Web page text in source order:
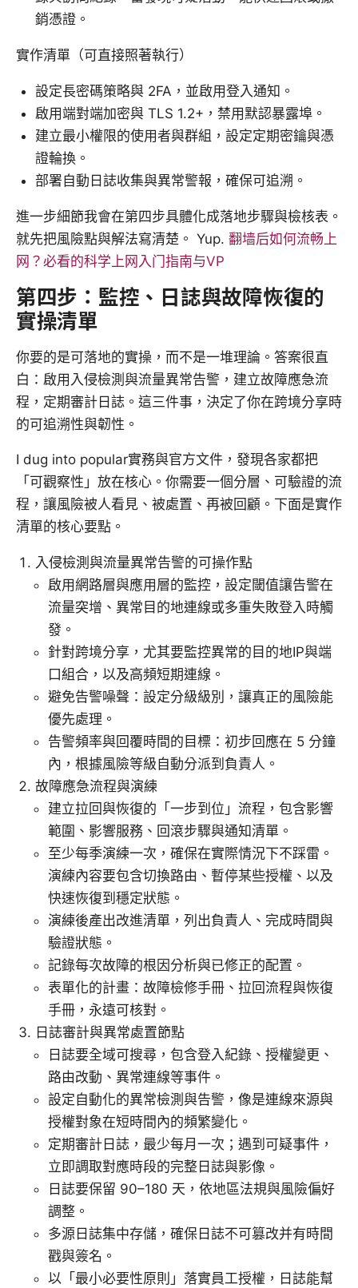
銷憑證。
實作清單（可直接照著執行）
設定長密碼策略與 2FA，並啟用登入通知。
啟用端對端加密與 TLS 1.2+，禁用默認暴露埠。
建立最小權限的使用者與群組，設定定期密鑰與憑
證輪換。
部署自動日誌收集與異常警報，確保可追溯。
進一步細節我會在第四步具體化成落地步驟與檢核表。
就先把風險點與解法寫清楚。 Yup. 翻墙后如何流畅上
网？必看的科学上网入门指南与VP
第四步：監控、日誌與故障恢復的
實操清單
你要的是可落地的實操，而不是一堆理論。答案很直
白：啟用入侵檢測與流量異常告警，建立故障應急流
程，定期審計日誌。這三件事，決定了你在跨境分享時
的可追溯性與韌性。
I dug into popular實務與官方文件，發現各家都把
「可觀察性」放在核心。你需要一個分層、可驗證的流
程，讓風險被人看見、被處置、再被回顧。下面是實作
清單的核心要點。
入侵檢測與流量異常告警的可操作點
啟用網路層與應用層的監控，設定閾值讓告警在
流量突增、異常目的地連線或多重失敗登入時觸
發。
針對跨境分享，尤其要監控異常的目的地IP與端
口組合，以及高頻短期連線。
避免告警噪聲：設定分級級別，讓真正的風險能
優先處理。
告警頻率與回覆時間的目標：初步回應在 5 分鐘
內，根據風險等級自動分派到負責人。
故障應急流程與演練
建立拉回與恢復的「一步到位」流程，包含影響
範圍、影響服務、回滾步驟與通知清單。
至少每季演練一次，確保在實際情況下不踩雷。
演練內容要包含切換路由、暫停某些授權、以及
快速恢復到穩定狀態。
演練後產出改進清單，列出負責人、完成時間與
驗證狀態。
記錄每次故障的根因分析與已修正的配置。
表單化的計畫：故障檢修手冊、拉回流程與恢復
手冊，永遠可核對。
日誌審計與異常處置節點
日誌要全域可搜尋，包含登入紀錄、授權變更、
路由改動、異常連線等事件。
設定自動化的異常檢測與告警，像是連線來源與
授權對象在短時間內的頻繁變化。
定期審計日誌，最少每月一次；遇到可疑事件，
立即調取對應時段的完整日誌與影像。
日誌要保留 90–180 天，依地區法規與風險偏好
調整。
多源日誌集中存儲，確保日誌不可篡改并有時間
戳與簽名。
以「最小必要性原則」落實員工授權，日誌能幫